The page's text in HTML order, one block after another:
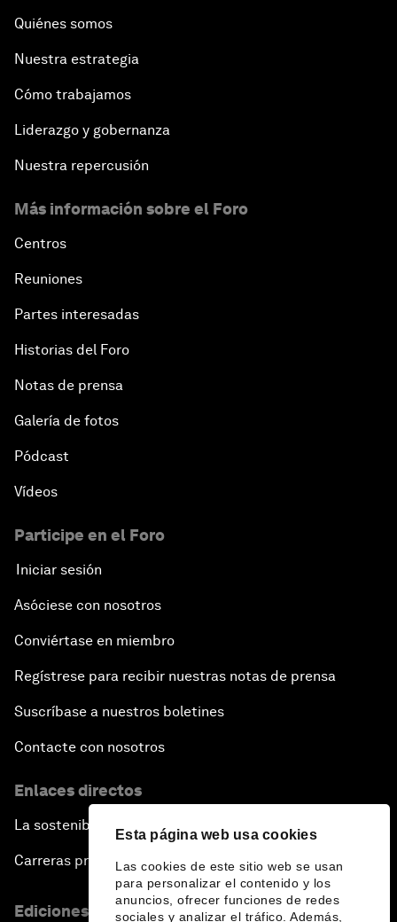
Esta página web usa cookies
Las cookies de este sitio web se usan
para personalizar el contenido y los
anuncios, ofrecer funciones de redes
sociales y analizar el tráfico. Además,
Quiénes somos
Nuestra estrategia
Cómo trabajamos
Liderazgo y gobernanza
Nuestra repercusión
Más información sobre el Foro
Centros
Reuniones
Partes interesadas
Historias del Foro
Notas de prensa
Galería de fotos
Pódcast
Vídeos
Participe en el Foro
Iniciar sesión
Asóciese con nosotros
Conviértase en miembro
Regístrese para recibir nuestras notas de prensa
Suscríbase a nuestros boletines
Contacte con nosotros
Enlaces directos
La sostenibilidad en el Foro
Carreras profesionales
Ediciones en otros idiomas